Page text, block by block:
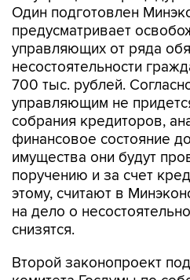
Один подготовлен
предусматривает
управляющих от ряда
несостоятельности
700 тыс. рублей.
управляющим не
собрания кредиторов,
финансовое состояние
имущества они будут
поручению и за счет
этому, считают в
на дело о
снизятся.
Второй законопроект